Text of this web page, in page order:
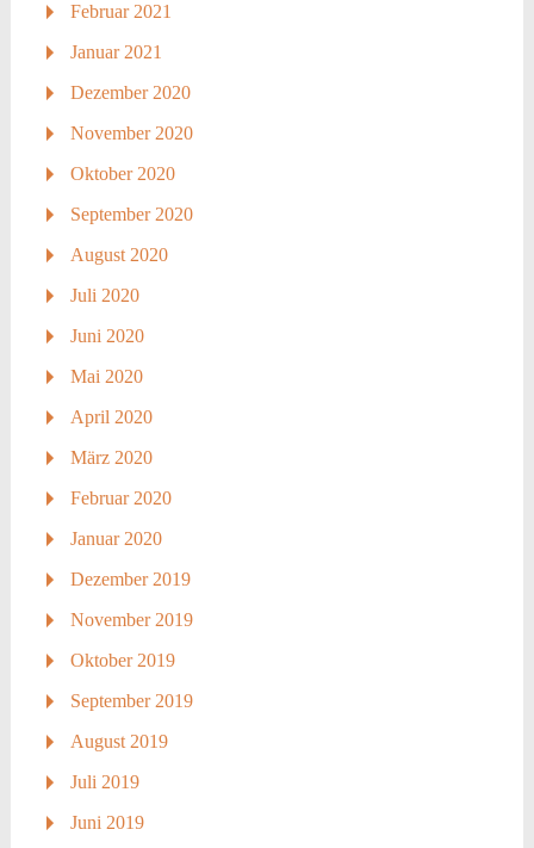
Februar 2021
Januar 2021
Dezember 2020
November 2020
Oktober 2020
September 2020
August 2020
Juli 2020
Juni 2020
Mai 2020
April 2020
März 2020
Februar 2020
Januar 2020
Dezember 2019
November 2019
Oktober 2019
September 2019
August 2019
Juli 2019
Juni 2019